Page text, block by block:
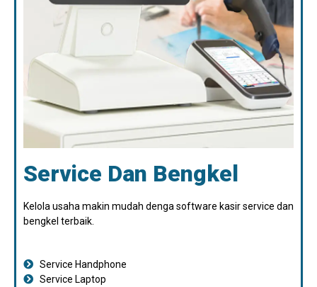
Service Dan Bengkel
Kelola usaha makin mudah denga software kasir service dan
bengkel terbaik.
Service Handphone
Service Laptop